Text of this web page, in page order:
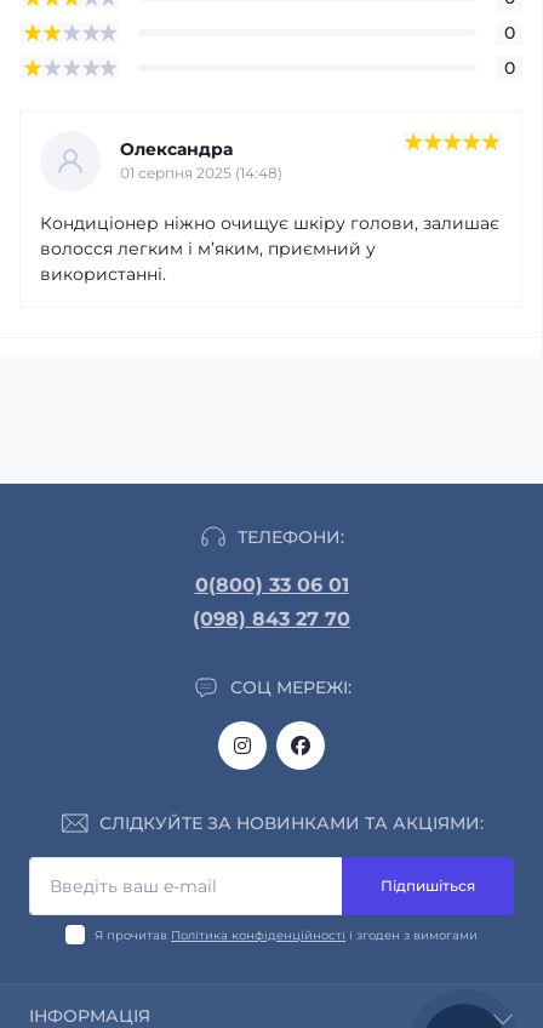
0
0
Олександра
01 серпня 2025 (14:48)
Кондиціонер ніжно очищує шкіру голови, залишає
волосся легким і м’яким, приємний у
використанні.
ТЕЛЕФОНИ:
0(800) 33 06 01
(098) 843 27 70
СОЦ МЕРЕЖІ:
СЛІДКУЙТЕ ЗА НОВИНКАМИ ТА АКЦІЯМИ:
Підпишіться
Я прочитав Політика конфіденційності і згоден з вимогами
ІНФОРМАЦІЯ